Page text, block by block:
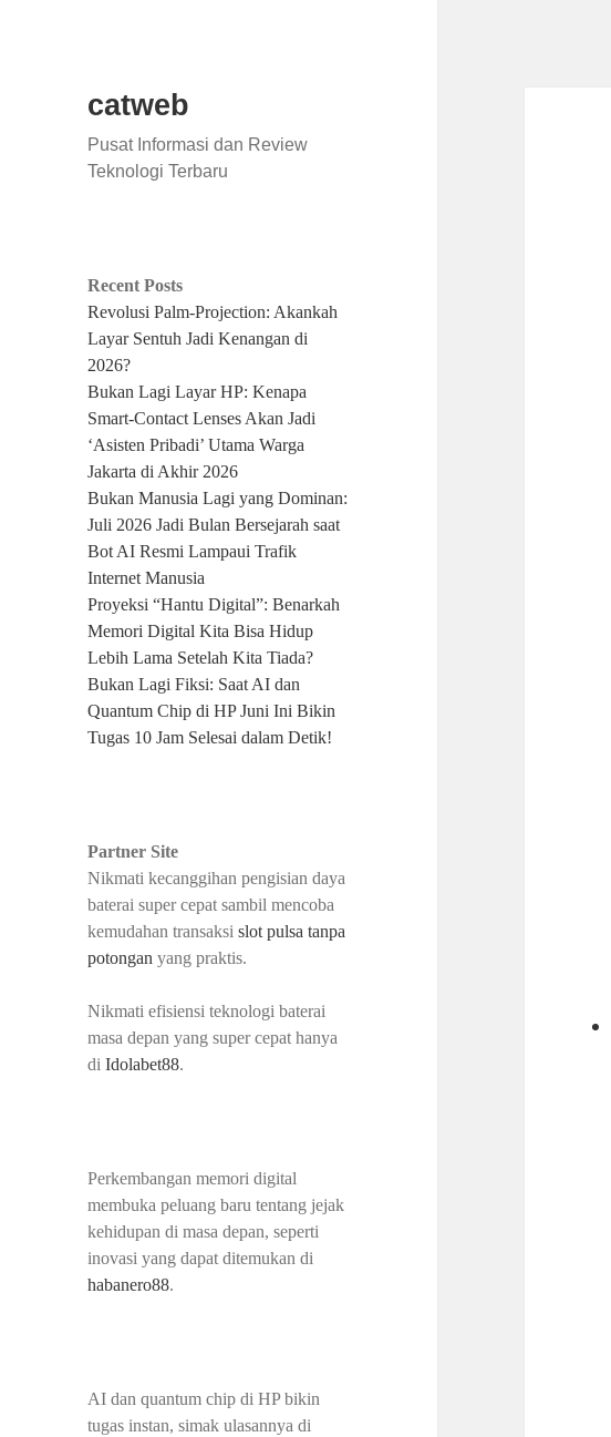
catweb
Pusat Informasi dan Review
Teknologi Terbaru
Recent Posts
Revolusi Palm-Projection: Akankah
Layar Sentuh Jadi Kenangan di
2026?
Bukan Lagi Layar HP: Kenapa
Smart-Contact Lenses Akan Jadi
‘Asisten Pribadi’ Utama Warga
Jakarta di Akhir 2026
Bukan Manusia Lagi yang Dominan:
Juli 2026 Jadi Bulan Bersejarah saat
Bot AI Resmi Lampaui Trafik
Internet Manusia
Proyeksi “Hantu Digital”: Benarkah
Memori Digital Kita Bisa Hidup
Lebih Lama Setelah Kita Tiada?
Bukan Lagi Fiksi: Saat AI dan
Quantum Chip di HP Juni Ini Bikin
Tugas 10 Jam Selesai dalam Detik!
Partner Site
Nikmati kecanggihan pengisian daya
baterai super cepat sambil mencoba
kemudahan transaksislot pulsa tanpa
potongan yang praktis.
Nikmati efisiensi teknologi baterai
masa depan yang super cepat hanya
diIdolabet88.
Perkembangan memori digital
membuka peluang baru tentang jejak
kehidupan di masa depan, seperti
inovasi yang dapat ditemukan di
habanero88.
AI dan quantum chip di HP bikin
tugas instan, simak ulasannya di